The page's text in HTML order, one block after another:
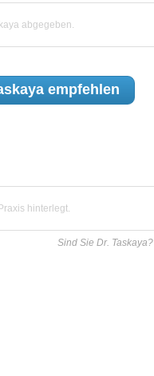
abgegeben.
empfehlen
hinterlegt.
Sind Sie Dr. Taskaya?